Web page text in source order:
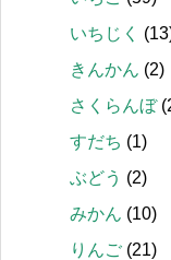
いちじく
きんかん (2)
さくらんぼ
すだち (1)
ぶどう (2)
みかん (10)
りんご (21)